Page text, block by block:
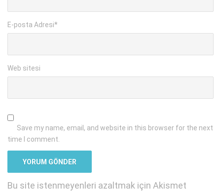
E-posta Adresi*
Web sitesi
Save my name, email, and website in this browser for the next
time I comment.
Bu site istenmeyenleri azaltmak için Akismet